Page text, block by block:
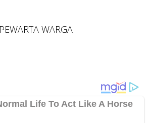
WARGA